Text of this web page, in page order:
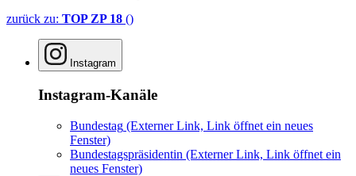
zurück zu: TOP ZP 18 ()
Instagram
Instagram-Kanäle
Bundestag (Externer Link, Link öffnet ein neues
Fenster)
Bundestagspräsidentin (Externer Link, Link öffnet ein
neues Fenster)